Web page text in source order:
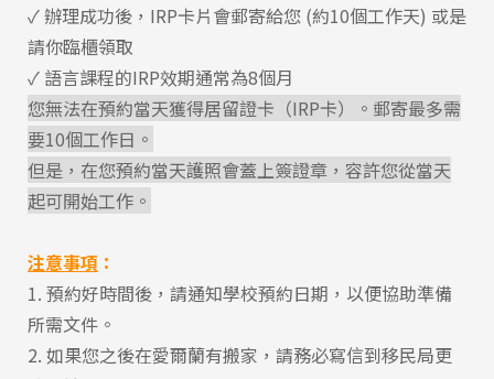
Latest News
Promotion
Program
✓ 辦理成功後，IRP卡片會郵寄給您 (約10個工作天) 或是
請你臨櫃領取
✓ 語言課程的IRP效期通常為8個月
您無法在預約當天獲得居留證卡（IRP卡）。郵寄最多需
要10個工作日。
但是，在您預約當天護照會蓋上簽證章，容許您從當天
起可開始工作。
注意事項 ：
1. 預約好時間後，請通知學校預約日期，以便協助準備
所需文件。
2. 如果您之後在愛爾蘭有搬家，請務必寫信到移民局更